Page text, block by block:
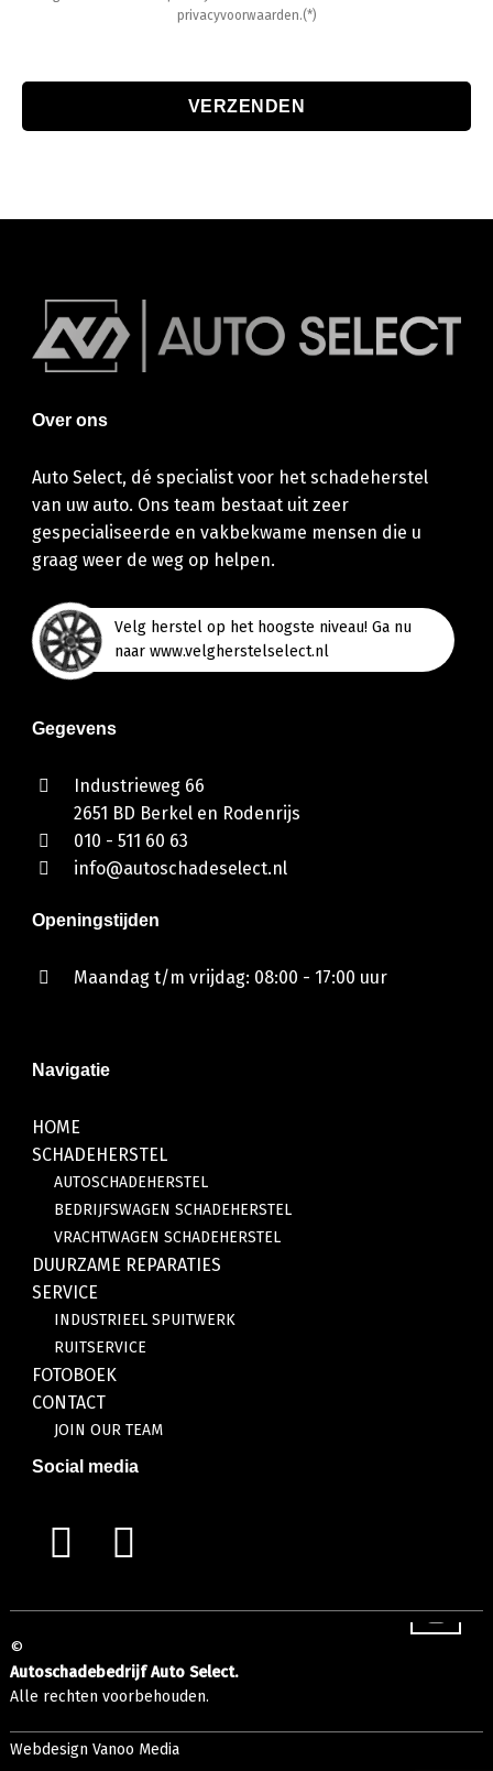
privacyvoorwaarden.(*)
Over ons
Auto Select, dé specialist voor het schadeherstel
van uw auto. Ons team bestaat uit zeer
gespecialiseerde en vakbekwame mensen die u
graag weer de weg op helpen.
Velg herstel op het hoogste niveau! Ga nu
naar www.velgherstelselect.nl
Gegevens
Industrieweg 66
2651 BD Berkel en Rodenrijs
010 - 511 60 63
info@autoschadeselect.nl
Openingstijden
Maandag t/m vrijdag: 08:00 - 17:00 uur
Navigatie
HOME
SCHADEHERSTEL
AUTOSCHADEHERSTEL
BEDRIJFSWAGEN SCHADEHERSTEL
VRACHTWAGEN SCHADEHERSTEL
DUURZAME REPARATIES
SERVICE
INDUSTRIEEL SPUITWERK
RUITSERVICE
FOTOBOEK
CONTACT
JOIN OUR TEAM
Social media
©
Autoschadebedrijf Auto Select.
Alle rechten voorbehouden.
Webdesign Vanoo Media